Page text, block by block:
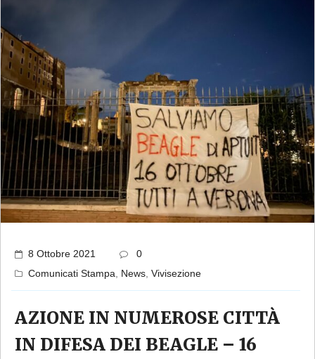
8 Ottobre 2021
0
Comunicati Stampa
News Vivisezione
AZIONE IN NUMEROSE CITTÀ
IN DIFESA DEI BEAGLE – 16